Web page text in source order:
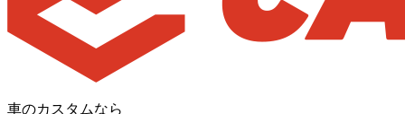
車のカスタムなら